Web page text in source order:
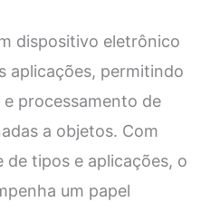
dispositivo eletrônico
aplicações, permitindo
processamento de
a objetos. Com
de tipos e aplicações, o
um papel